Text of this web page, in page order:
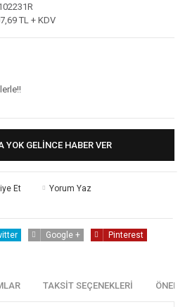
TL + KDV
YOK GELINCE HABER VER
Et
Yorum Yaz
Google + Pinterest
TAKSIT SEÇENEKLERI